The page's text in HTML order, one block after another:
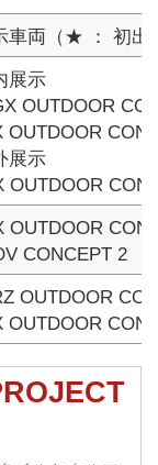
車両（★ ： 初出
展示
OUTDOOR
OUTDOOR
展示
OUTDOOR
OUTDOOR
CONCEPT 2
OUTDOOR
OUTDOOR